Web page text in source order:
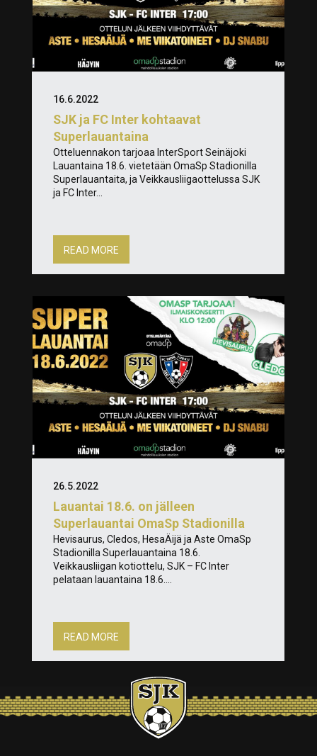
SJK ja FC Inter kohtaavat
Superlauantaina
16.6.2022
Otteluennakon tarjoaa InterSport Seinäjoki
Lauantaina 18.6. vietetään OmaSp Stadionilla
Superlauantaita, ja Veikkausliigaottelussa SJK
ja FC Inter...
READ MORE
Lauantai 18.6. on jälleen
Superlauantai OmaSp Stadionilla
26.5.2022
Hevisaurus, Cledos, HesaÄijä ja Aste OmaSp
Stadionilla Superlauantaina 18.6.
Veikkausliigan kotiottelu, SJK – FC Inter
pelataan lauantaina 18.6....
READ MORE